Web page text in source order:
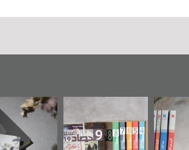
أوال»
تصدر حصاد
الساحات 2019
«وطن عكر»
جديدة
عسكري